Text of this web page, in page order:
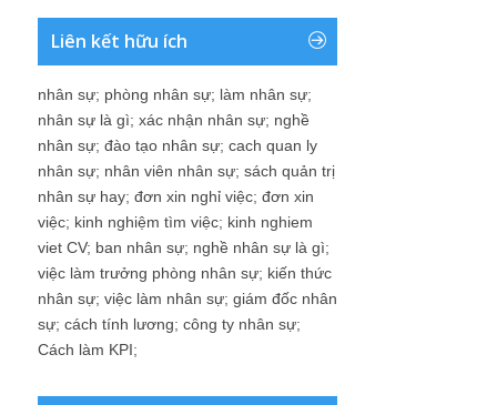
Liên kết hữu ích
nhân sự; phòng nhân sự; làm nhân sự;
nhân sự là gì; xác nhận nhân sự; nghề
nhân sự; đào tạo nhân sự; cach quan ly
nhân sự; nhân viên nhân sự; sách quản trị
nhân sự hay; đơn xin nghỉ việc; đơn xin
việc; kinh nghiệm tìm việc; kinh nghiem
viet CV; ban nhân sự; nghề nhân sự là gì;
việc làm trưởng phòng nhân sự; kiến thức
nhân sự; việc làm nhân sự; giám đốc nhân
sự; cách tính lương; công ty nhân sự;
Cách làm KPI;